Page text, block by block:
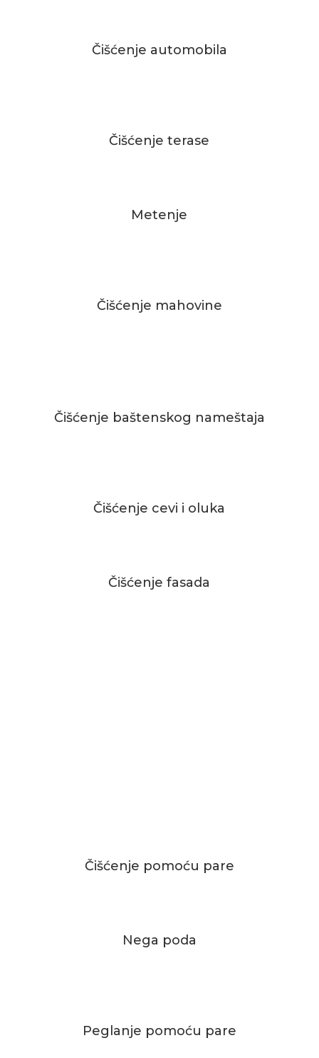
Čišćenje automobila
Čišćenje terase
Metenje
Čišćenje mahovine
Čišćenje baštenskog nameštaja
Čišćenje cevi i oluka
Čišćenje fasada
Čišćenje pomoću pare
Nega poda
Peglanje pomoću pare